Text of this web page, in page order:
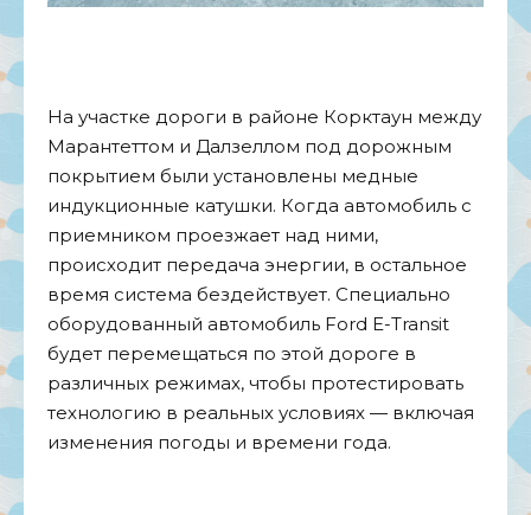
На участке дороги в районе Корктаун между
Марантеттом и Далзеллом под дорожным
покрытием были установлены медные
индукционные катушки. Когда автомобиль с
приемником проезжает над ними,
происходит передача энергии, в остальное
время система бездействует. Специально
оборудованный автомобиль Ford E-Transit
будет перемещаться по этой дороге в
различных режимах, чтобы протестировать
технологию в реальных условиях — включая
изменения погоды и времени года.